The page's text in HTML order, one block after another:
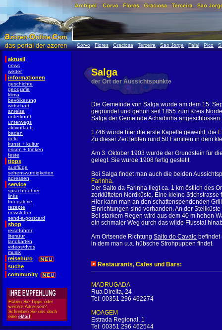
Corvo Flores Graciosa Terceira Sao Jorge Faial Pico
aktuell
news
wetter
informationen
geschichte
geografie
klima
bevölkerung
wirtschaft
anreise
unterkunft
unterwegs
aktivurlaub
baden
geld
kunst + kultur
essen + trinken
feste
tipps
ausflüge
sehenswürdigkeiten
adressen
service
sprachfuehrer
links
fotogalerie
rezepte
newsletter
send-a-postcard
shop
reiseführer
literatur
landkarten
videos/dvds
musik
reisebüro
suche
community
Haben Sie Tipps oder
weitere Adressen?
Schreiben Sie uns doch
eine eMail !
Salga
der Ort der Aussichtspunkte
Die Gemeinde von Salga wurde am dem 15.
gegründet und gehört seit 1855 zum Kreis
Salga der Gemeinde Achadinha angeschlossen.
1746 wurde hier die erste Kapelle geweiht, die
Zu dieser Zeit lebten rund 50 Familien in dem
Am 3. Oktober 1903 wurde der Grundstein für
gelegt. Sie wurde 1908 fertig gestellt.
Bei Salga findet man auch die beiden
Farinha.
Der Salto da Farinha liegt ca. 1 km östlich des
zerklüfteten Nordküste. Eine kleine
Hier kann man an den schattenspendenden
Einrichtungen sind vorhanden. An der
Bei starkem Regen wird aus dem 40 m hohen
ein schmaler Weg durch das wilde Flusstal
Am Ortsende Richtung Salto do Cavalo befindet
in dem man u.a. hübsche Strohpuppen findet.
Restaurants, Cafes und Bars:
MADRUGADA
Rua Direita, 24
Tel: 00351 296 462274
MOAGEM
Estrada Regional, 1
Tel: 00351 296 462544